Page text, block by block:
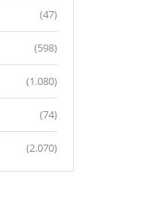
(47)
(598)
(1.080)
(74)
(2.070)